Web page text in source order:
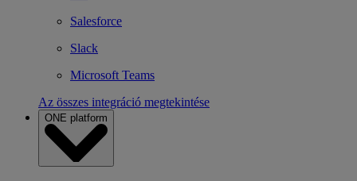
Salesforce
Slack
Microsoft Teams
Az összes integráció megtekintése
ONE platform